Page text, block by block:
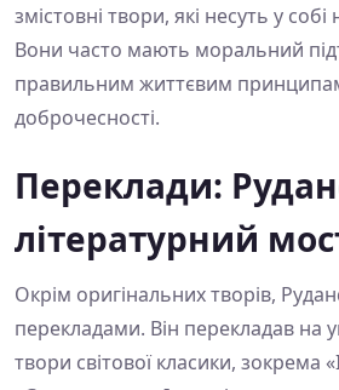
змістовні твори, які несуть у
Вони часто мають моральний
правильним життєвим
доброчесності.
Переклади:
літературний
Окрім оригінальних творів,
перекладами. Він перекладав на
твори світової класики, зокрема